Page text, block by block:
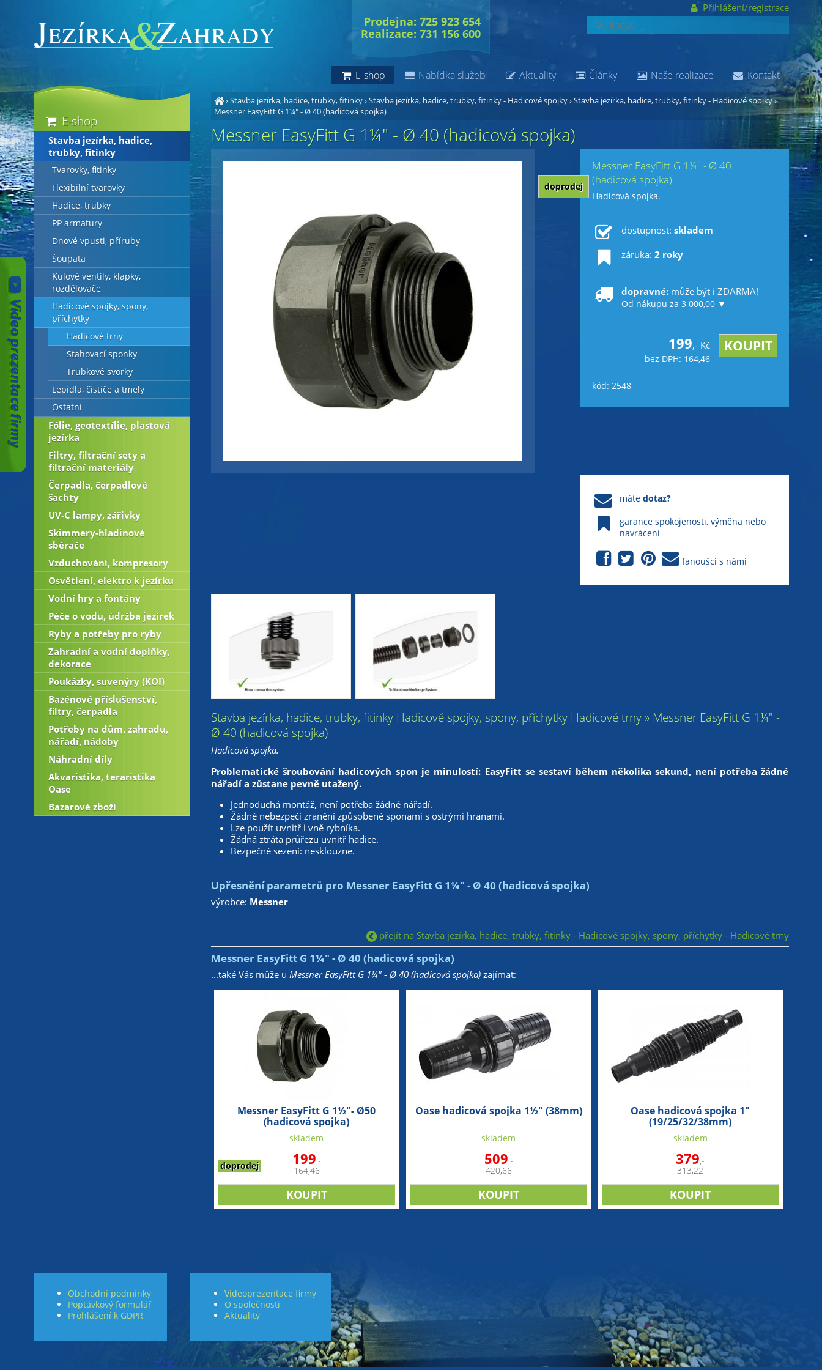
›Stavba jezírka, hadice, trubky, fitinky›Stavba jezírka, hadice, trubky, fitinky - Hadicové spojky›Stavba jezírka, hadice, trubky, fitinky - Hadicové spojky›
Messner EasyFitt G 1¼" - Ø 40 (hadicová spojka)
Messner EasyFitt G 1¼" - Ø 40 (hadicová spojka)
Messner EasyFitt G 1¼" - Ø 40
(hadicová spojka)
Hadicová spojka.
doprodej
dostupnost: skladem
záruka: 2 roky
dopravné: může být i ZDARMA!
Od nákupu za 3 000,00 ▼
199,- Kč
bez DPH: 164,46
kód: 2548
mátedotaz?
garance spokojenosti, výměna nebo
navrácení
fanoušci s námi
Stavba jezírka, hadice, trubky, fitinky Hadicové spojky, spony, příchytky Hadicové trny » Messner EasyFitt G 1¼" -
Ø 40 (hadicová spojka)
Hadicová spojka.
Problematické šroubování hadicových spon je minulostí: EasyFitt se sestaví během několika sekund, není potřeba žádné
nářadí a zůstane pevně utažený.
Jednoduchá montáž, není potřeba žádné nářadí.
Žádné nebezpečí zranění způsobené sponami s ostrými hranami.
Lze použít uvnitř i vně rybníka.
Žádná ztráta průřezu uvnitř hadice.
Bezpečné sezení: nesklouzne.
Upřesnění parametrů pro Messner EasyFitt G 1¼" - Ø 40 (hadicová spojka)
výrobce: Messner
přejít na Stavba jezírka, hadice, trubky, fitinky - Hadicové spojky, spony, příchytky - Hadicové trny
Messner EasyFitt G 1¼" - Ø 40 (hadicová spojka)
...také Vás může u Messner EasyFitt G 1¼" - Ø 40 (hadicová spojka)zajímat:
Messner EasyFitt G 1½"- Ø50
(hadicová spojka)
doprodej
skladem
199,-
164,46
Oase hadicová spojka 1½" (38mm)
skladem
509,-
420,66
Oase hadicová spojka 1"
(19/25/32/38mm)
skladem
379,-
313,22
E-shop
Stavba jezírka, hadice,
trubky, fitinky
Tvarovky, fitinky
Flexibilní tvarovky
Hadice, trubky
PP armatury
Dnové vpusti, příruby
Šoupata
Kulové ventily, klapky,
rozdělovače
Hadicové spojky, spony,
příchytky
Hadicové trny
Stahovací sponky
Trubkové svorky
Lepidla, čističe a tmely
Ostatní
Fólie, geotextílie, plastová
jezírka
Filtry, filtrační sety a
filtrační materiály
Čerpadla, čerpadlové
šachty
UV-C lampy, zářivky
Skimmery-hladinové
sběrače
Vzduchování, kompresory
Osvětlení, elektro k jezírku
Vodní hry a fontány
Péče o vodu, údržba jezírek
Ryby a potřeby pro ryby
Zahradní a vodní doplňky,
dekorace
Poukázky, suvenýry (KOI)
Bazénové příslušenství,
filtry, čerpadla
Potřeby na dům, zahradu,
nářadí, nádoby
Náhradní díly
Akvaristika, teraristika
Oase
Bazarové zboží
E-shop Nabídka služeb Aktuality Články Naše realizace Kontakt
Prodejna: 725 923 654
Realizace: 731 156 600
Přihlášení/registrace
Obchodní podmínky
Poptávkový formulář
Prohlášení k GDPR
Videoprezentace firmy
O společnosti
Aktuality